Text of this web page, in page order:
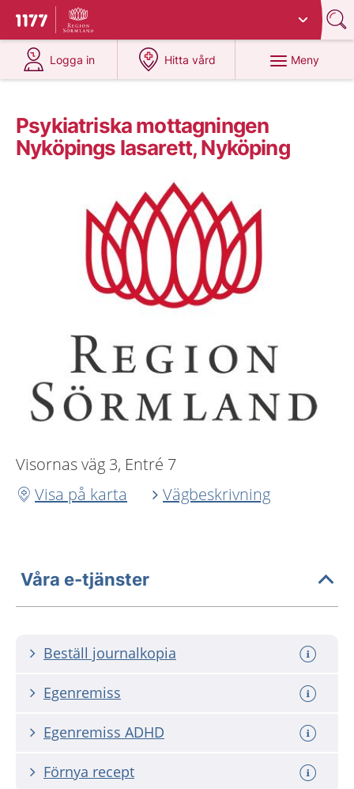
Till startsidan för 1177
Du har valt region
Logga in
på 1177.se
Hitta vård
på 1177.se
Meny
Psykiatriska mottagningen
Nyköpings lasarett, Nyköping
Visornas väg 3, Entré 7
Visa på karta
Vägbeskrivning
Våra e-tjänster
Beställ journalkopia
Egenremiss
Egenremiss ADHD
Förnya recept